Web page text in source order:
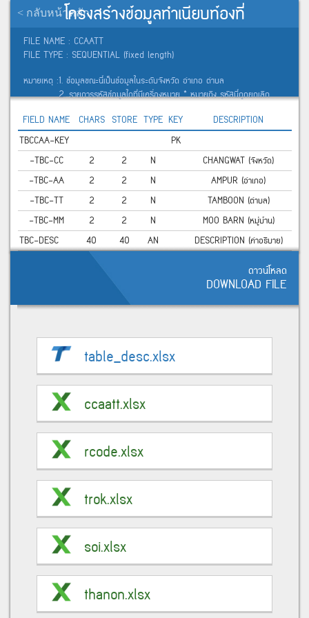
< กลับหน้าหลักโครงสร้างข้อมูลทำเนียบท้องที่
FILE NAME : CCAATT
FILE TYPE : SEQUENTIAL (fixed length)
หมายเหตุ :1. ข้อมูลขณะนี้เป็นข้อมูลในระดับจังหวัด อำเภอ ตำบล
2. รายการรหัสข้อมูลใดที่มีเครื่องหมาย * หมายถึง รหัสนี้ถูกยกเลิก
FIELD NAME CHARS STORE TYPE KEY
DESCRIPTION
TBCCAA-KEY
PK
-TBC-CC
2 2 N
CHANGWAT (จังหวัด)
-TBC-AA
2 2 N
AMPUR (อำเภอ)
-TBC-TT
2 2 N
TAMBOON (ตำบล)
-TBC-MM
2 2 N
MOO BARN (หมู่บ้าน)
TBC-DESC
40 40 AN DESCRIPTION (คำอธิบาย)
ดาวน์โหลด
DOWNLOAD FILE
table_desc.xlsx
ccaatt.xlsx
rcode.xlsx
trok.xlsx
soi.xlsx
thanon.xlsx